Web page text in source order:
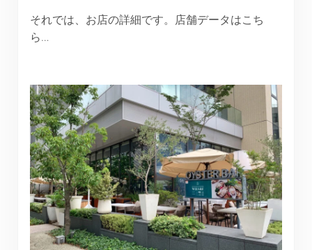
それでは、お店の詳細です。店舗データはこち
ら…